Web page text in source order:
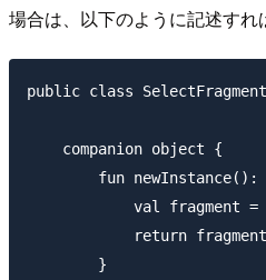
場合は、以下のように記述すれ
public class
    companion object {
fun newInstance():
val fragment =
            return fragment
        }